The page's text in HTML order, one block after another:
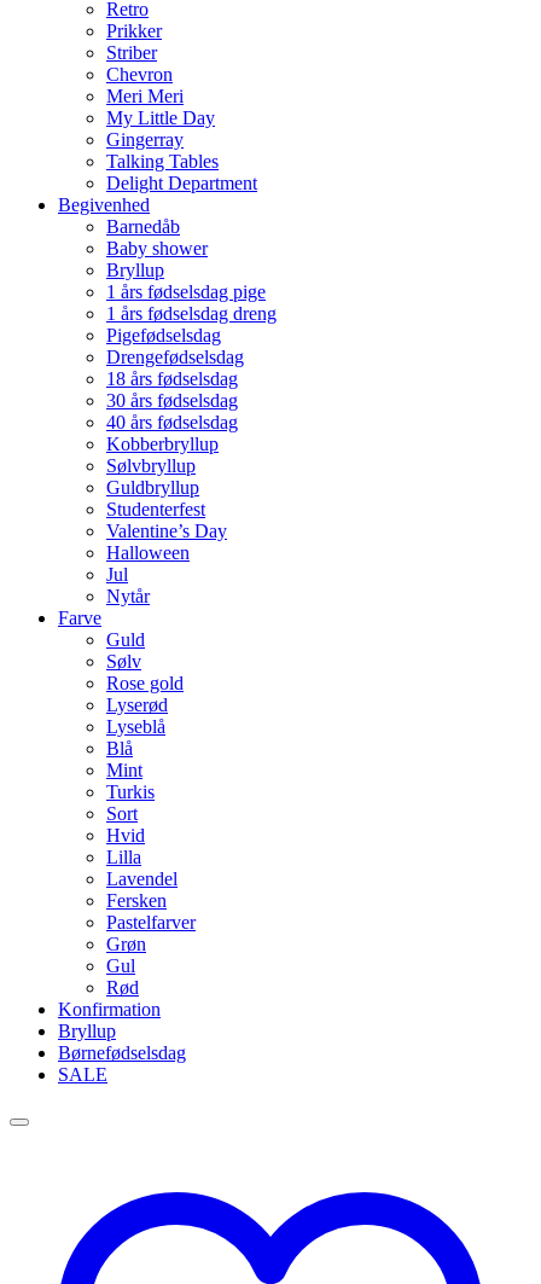
Retro
Prikker
Striber
Chevron
Meri Meri
My Little Day
Gingerray
Talking Tables
Delight Department
Begivenhed
Barnedåb
Baby shower
Bryllup
1 års fødselsdag pige
1 års fødselsdag dreng
Pigefødselsdag
Drengefødselsdag
18 års fødselsdag
30 års fødselsdag
40 års fødselsdag
Kobberbryllup
Sølvbryllup
Guldbryllup
Studenterfest
Valentine’s Day
Halloween
Jul
Nytår
Farve
Guld
Sølv
Rose gold
Lyserød
Lyseblå
Blå
Mint
Turkis
Sort
Hvid
Lilla
Lavendel
Fersken
Pastelfarver
Grøn
Gul
Rød
Konfirmation
Bryllup
Børnefødselsdag
SALE